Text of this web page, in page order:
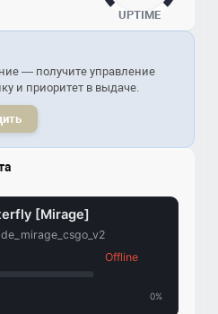
UPTIME
— получите управление
и приоритет в выдаче.